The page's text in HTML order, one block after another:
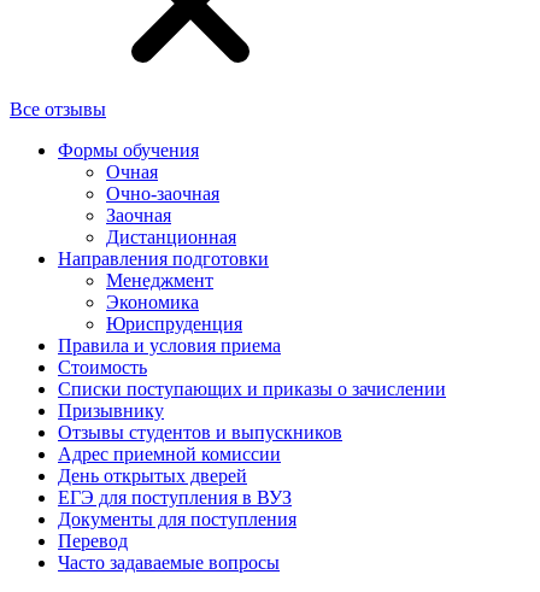
Все отзывы
Формы обучения
Очная
Очно-заочная
Заочная
Дистанционная
Направления подготовки
Менеджмент
Экономика
Юриспруденция
Правила и условия приема
Стоимость
Списки поступающих и приказы о зачислении
Призывнику
Отзывы студентов и выпускников
Адрес приемной комиссии
День открытых дверей
ЕГЭ для поступления в ВУЗ
Документы для поступления
Перевод
Часто задаваемые вопросы